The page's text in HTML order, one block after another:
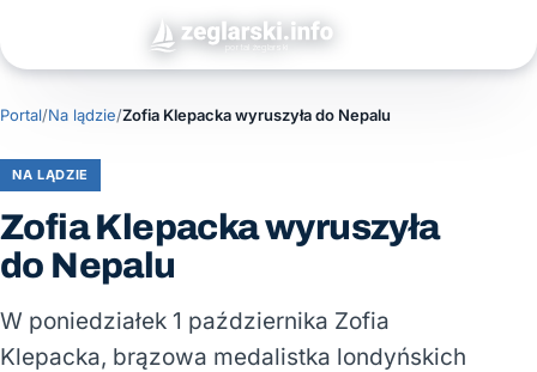
Portal/Na lądzie/Zofia Klepacka wyruszyła do Nepalu
NA LĄDZIE
Zofia Klepacka wyruszyła
do Nepalu
W poniedziałek 1 października Zofia
Klepacka, brązowa medalistka londyńskich